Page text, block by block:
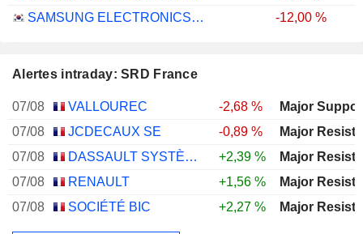
SAMSUNG ELECTRONICS CO., LTD.
-12,00 %
Alertes intraday: SRD France
07/08 VALLOUREC
-2,68 %
07/08
JCDECAUX SE
-0,89 %
07/08
DASSAULT SYSTÈMES SE
+2,39 %
07/08
RENAULT
+1,56 %
07/08
SOCIÉTÉ BIC +2,27 %